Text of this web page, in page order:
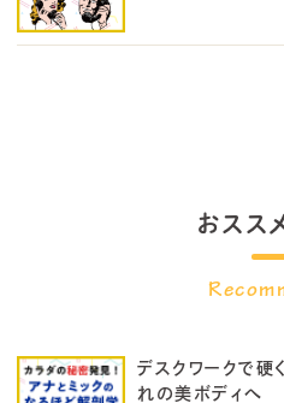
おスス
デスクワークで硬
れの美ボディへ